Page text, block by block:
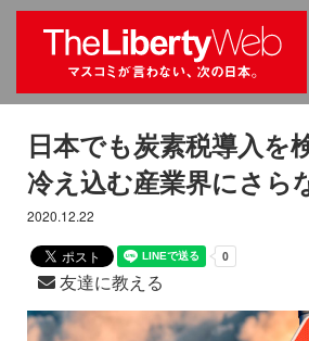
日本でも炭素税導入を
冷え込む産業界にさら
2020.12.22
友達に教える